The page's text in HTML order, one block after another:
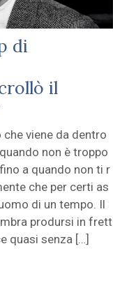
di
il
che viene da dentro
non è troppo
a quando non ti r
che per certi as
di un tempo. Il
prodursi in frett
quasi senza […]